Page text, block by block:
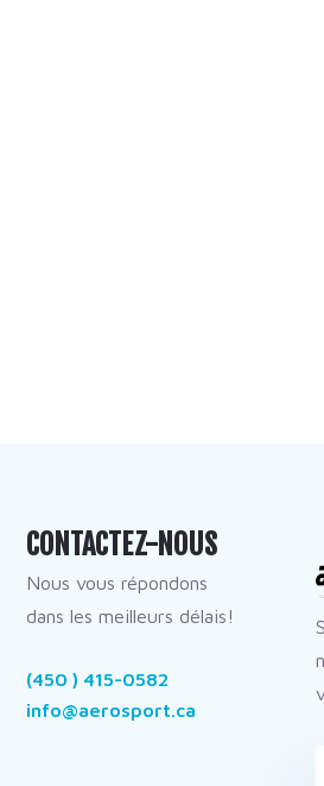
CONTACTEZ-NOUS
Nous vous répondons
dans les meilleurs délais!
(450 ) 415-0582
info@aerosport.ca